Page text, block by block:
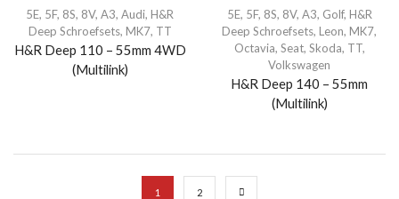
5E, 5F, 8S, 8V, A3, Audi, H&R
Deep Schroefsets, MK7, TT
H&R Deep 110 – 55mm 4WD
(Multilink)
5E, 5F, 8S, 8V, A3, Golf, H&R
Deep Schroefsets, Leon, MK7,
Octavia, Seat, Skoda, TT,
Volkswagen
H&R Deep 140 – 55mm
(Multilink)
1 2